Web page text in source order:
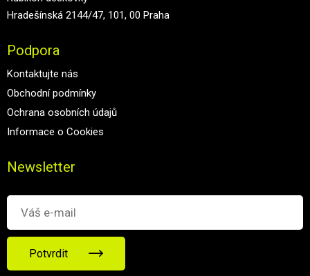
Hradešínská 2144/47, 101, 00 Praha
Podpora
Kontaktujte nás
Obchodní podmínky
Ochrana osobních údajů
Informace o Cookies
Newsletter
Potvrdit